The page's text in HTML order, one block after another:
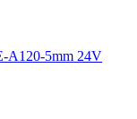
A120-5mm 24V